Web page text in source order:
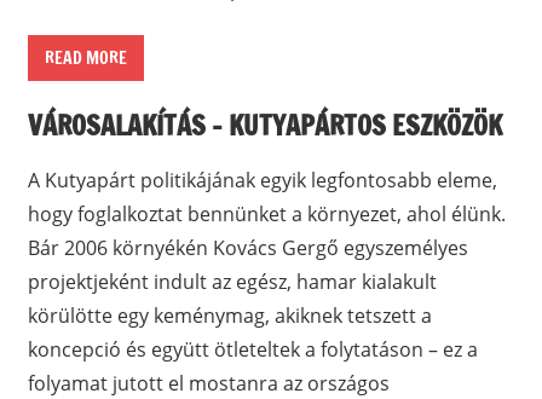
READ MORE
VÁROSALAKÍTÁS – KUTYAPÁRTOS ESZKÖZÖK
A Kutyapárt politikájának egyik legfontosabb eleme,
hogy foglalkoztat bennünket a környezet, ahol élünk.
Bár 2006 környékén Kovács Gergő egyszemélyes
projektjeként indult az egész, hamar kialakult
körülötte egy keménymag, akiknek tetszett a
koncepció és együtt ötleteltek a folytatáson – ez a
folyamat jutott el mostanra az országos